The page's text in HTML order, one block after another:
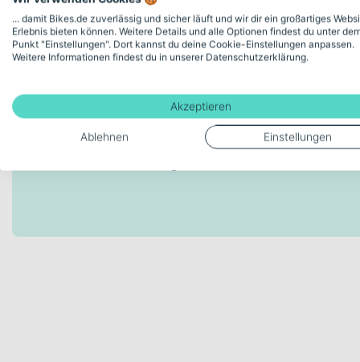
Modellserie Bezeichnung
TM 750 29
Schaltungstyp
... damit Bikes.de zuverlässig und sicher läuft und wir dir ein großartiges
Erlebnis bieten können. Weitere Details und alle Optionen findest du unter
Punkt "Einstellungen". Dort kannst du deine Cookie-Einstellungen anpassen.
Weitere Informationen findest du in unserer Datenschutzerklärung.
Akzeptieren
Ablehnen Einstellungen